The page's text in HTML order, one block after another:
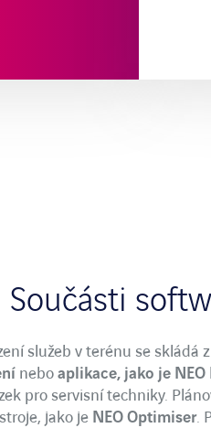
Součásti
služeb v terénu se skládá z
nebo aplikace, jako je
pro servisní techniky.
jako je NEO Optimiser.